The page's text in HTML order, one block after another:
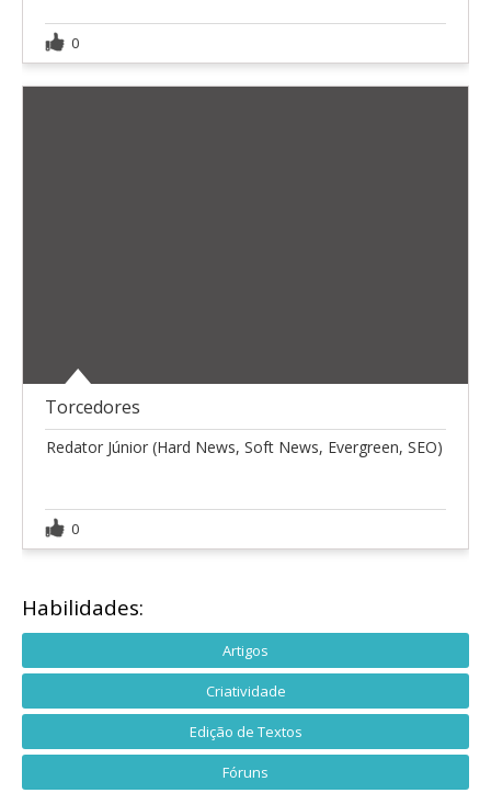
0
Torcedores
Redator Júnior (Hard News, Soft News, Evergreen, SEO)
0
Habilidades:
Artigos
Criatividade
Edição de Textos
Fóruns